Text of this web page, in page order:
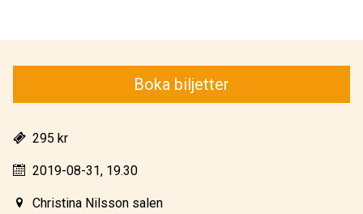
Boka biljetter
295 kr
2019-08-31, 19.30
Christina Nilsson salen